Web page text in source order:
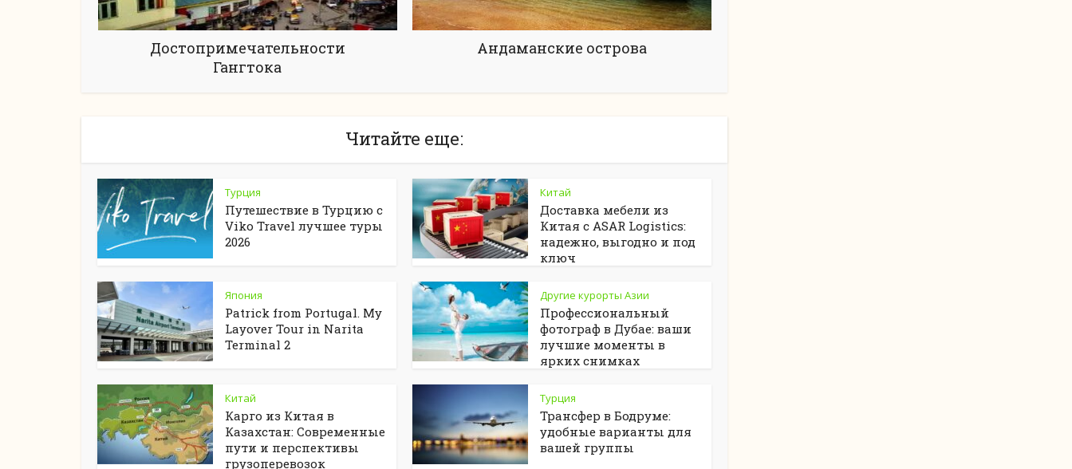
Достопримечательности
Гангтока
Андаманские острова
Читайте еще:
Турция
Путешествие в Турцию с
Viko Travel лучшее туры
2026
Китай
Доставка мебели из
Китая с ASAR Logistics:
надежно, выгодно и под
ключ
Япония
Patrick from Portugal. My
Layover Tour in Narita
Terminal 2
Другие курорты Азии
Профессиональный
фотограф в Дубае: ваши
лучшие моменты в
ярких снимках
Китай
Карго из Китая в
Казахстан: Современные
пути и перспективы
грузоперевозок
Турция
Трансфер в Бодруме:
удобные варианты для
вашей группы